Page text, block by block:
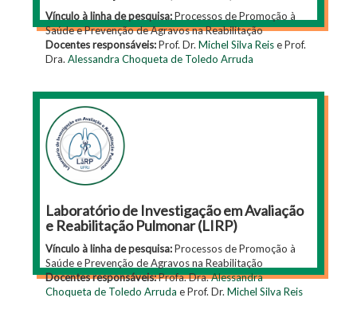
Vínculo à linha de pesquisa:Processos de Promoção à
Saúde e Prevenção de Agravos na Reabilitação
Docentes responsáveis:Prof. Dr. Michel Silva Reise Prof.
Dra. Alessandra Choqueta de Toledo Arruda
Laboratório de Investigação em Avaliação
e Reabilitação Pulmonar (LIRP)
Vínculo à linha de pesquisa:Processos de Promoção à
Saúde e Prevenção de Agravos na Reabilitação
Docentes responsáveis:Profa. Dra.Alessandra
Choqueta de Toledo Arruda e Prof. Dr. Michel Silva Reis